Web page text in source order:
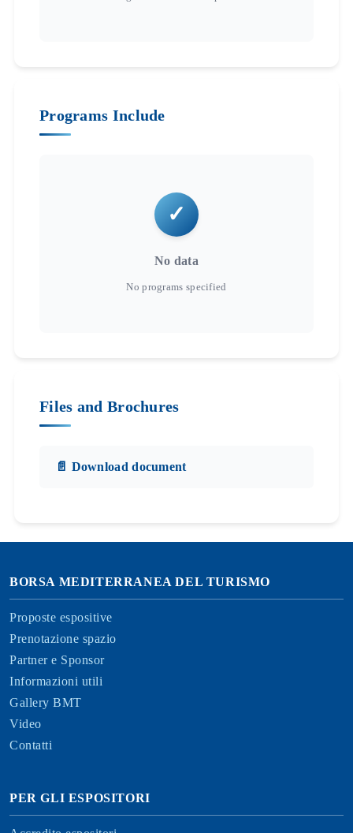
Programs Include
No data
Files and Brochures
📄 Download document
BORSA MEDITERRANEA DEL TURISMO
Proposte espositive
Prenotazione spazio
Partner e Sponsor
Informazioni utili
Gallery BMT
Video
Contatti
PER GLI ESPOSITORI